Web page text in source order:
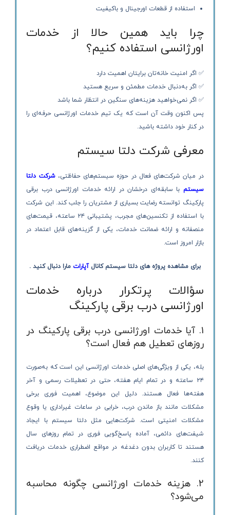
استفاده از قطعات اورجینال و باکیفیت
چرا باید همین حالا از خدمات
اورژانسی استفاده کنیم؟
✅ اگر امنیت خانه‌تان برایتان اهمیت دارد
✅ اگر به‌دنبال خدمات مطمئن و سریع هستید
✅ اگر نمی‌خواهید هزینه‌های سنگین در انتظار شما باشد
پس اکنون وقت آن است که یک تیم خدمات اورژانسی حرفه‌ای را
در کنار خود داشته باشید.
معرفی شرکت دلتا سیستم
در میان شرکت‌های فعال در حوزه سیستم‌های حفاظتی،شرکت دلتا
سیستم با سابقه‌ای درخشان در ارائه خدمات اورژانسی درب برقی
پارکینگ توانسته رضایت بسیاری از مشتریان را جلب کند. این شرکت
با استفاده از تکنسین‌های مجرب، پشتیبانی ۲۴ ساعته، قیمت‌های
منصفانه و ارائه ضمانت خدمات، یکی از گزینه‌های قابل اعتماد در
بازار امروز است.
برای مشاهده پروژه های دلتا سیستم کانالآپارات مارا دنبال کنید .
سؤالات پرتکرار درباره خدمات
اورژانسی درب برقی پارکینگ
1. آیا خدمات اورژانسی درب برقی پارکینگ در
روزهای تعطیل هم فعال است؟
بله، یکی از ویژگی‌های اصلی خدمات اورژانسی این است که به‌صورت
۲۴ ساعته و در تمام ایام هفته، حتی در تعطیلات رسمی و آخر
هفته‌ها فعال هستند. دلیل این موضوع، اهمیت فوری برخی
مشکلات مانند باز ماندن درب، خرابی در ساعات غیراداری یا وقوع
مشکلات امنیتی است. شرکت‌هایی مثل دلتا سیستم با ایجاد
شیفت‌های دائمی، آماده پاسخ‌گویی فوری در تمام روزهای سال
هستند تا کاربران بدون دغدغه در مواقع اضطراری خدمات دریافت
کنند.
2. هزینه خدمات اورژانسی چگونه محاسبه
می‌شود؟